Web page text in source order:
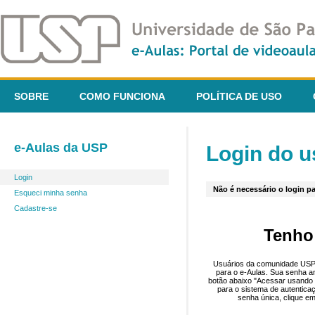
SOBRE COMO FUNCIONA POLÍTICA DE USO
e-Aulas da USP
Login
Esqueci minha senha
Cadastre-se
Login do
Não é necessário o login
Usuários da comunidade
para o e-Aulas. Sua senha
botão abaixo "Acessar
para o sistema de
senha única, clique